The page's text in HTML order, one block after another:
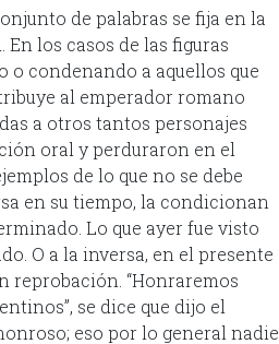
de palabras se fija en la
los casos de las figuras
condenando a aquellos que
al emperador romano
a otros tantos personajes
oral y perduraron en el
de lo que no se debe
en su tiempo, la condicionan
Lo que ayer fue visto
O a la inversa, en el presente
reprobación. “Honraremos
se dice que dijo el
eso por lo general nadie